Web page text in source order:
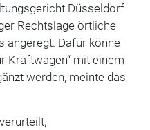
Düsseldorf
Rechtslage örtliche
angeregt. Dafür könne
Kraftwagen“ mit einem
werden, meinte das